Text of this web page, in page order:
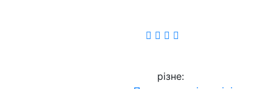
різне: